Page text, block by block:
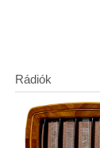
Rádiók